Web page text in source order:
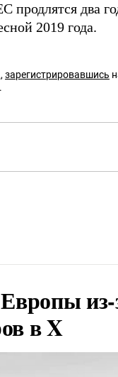
продлятся два
2019 года.
зарегистрировавшись
.
в X